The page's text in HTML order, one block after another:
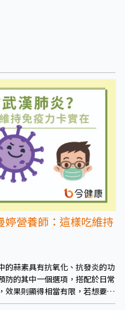
婷營養師：這樣吃維持
的蒜素具有抗氧化、抗發炎的功
防的其中一個選項，搭配於日常
效果則顯得相當有限，若想要確
來維持正常的免疫功能更為重